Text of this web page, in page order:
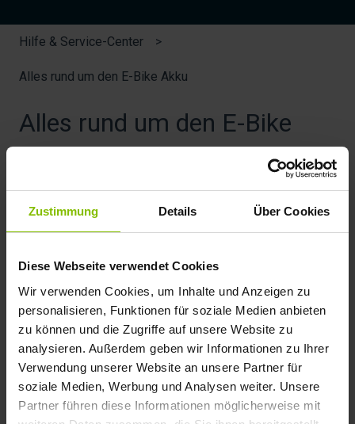
Zustimmung Details Über Cookies
Diese Webseite verwendet Cookies
Wir verwenden Cookies, um Inhalte und Anzeigen zu
personalisieren, Funktionen für soziale Medien anbieten
zu können und die Zugriffe auf unsere Website zu
analysieren. Außerdem geben wir Informationen zu Ihrer
Verwendung unserer Website an unsere Partner für
soziale Medien, Werbung und Analysen weiter. Unsere
Partner führen diese Informationen möglicherweise mit
Hilfe & Service-Center
Alles rund um den E-Bike Akku
Alles rund um den E-Bike
Wie entsorge ich einen E-Bike Akku sachgerecht?
Wie lade ich den E-Bike Akku richtig auf?
Wie wird der E-Bike Akku richtig gelagert?
Was muss ich bei meinem Akku im Sommer beachten?
Was muss ich bei meinem Akku im Winter beachten?
Mehr anzeigen
Allgemeine Fragen